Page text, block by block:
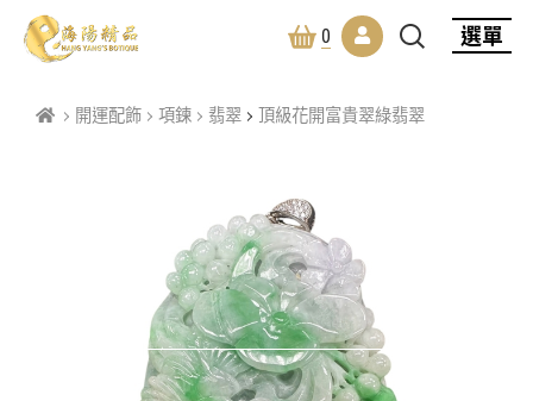
0 選單
開運配飾 項鍊 翡翠 頂級花開富貴翠綠翡翠